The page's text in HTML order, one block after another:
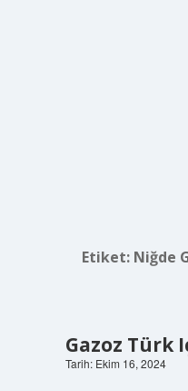
Etiket: Niğde
Gazoz Türk
Tarih: Ekim 16, 2024